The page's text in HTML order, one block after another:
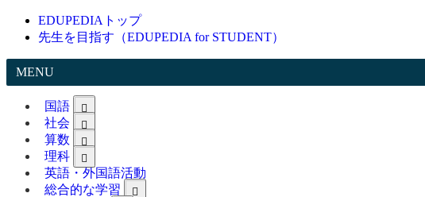
EDUPEDIAトップ
先生を目指す（EDUPEDIA for STUDENT）
MENU
国語
社会
算数
理科
英語・外国語活動
総合的な学習